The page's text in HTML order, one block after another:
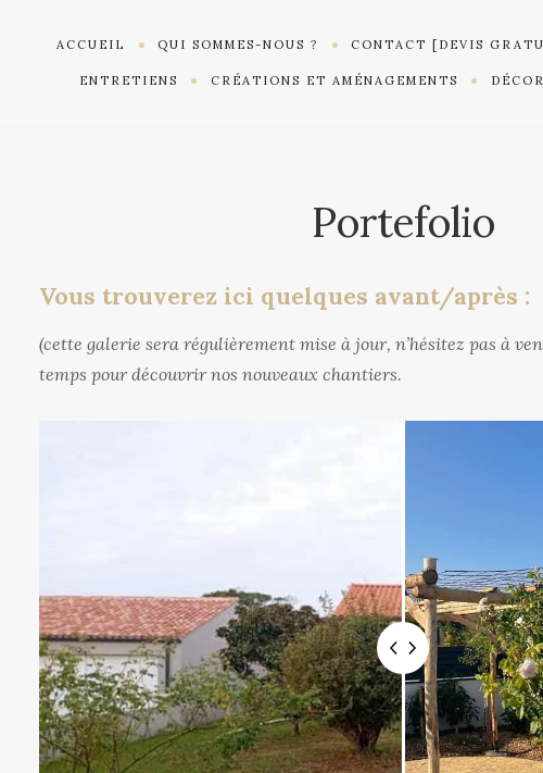
ACCUEIL QUI SOMMES-NOUS ? CONTACT [DEVIS
ENTRETIENS CRÉATIONS ET AMÉNAGEMENTS
Portefolio
Vous trouverez ici quelques avant/après :
(cette galerie sera régulièrement mise à jour, n’hésitez pas à
temps pour découvrir nos nouveaux chantiers.